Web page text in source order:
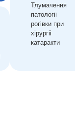
Тлумачення
патологii
рогiвки при
хiрургii
катаракти